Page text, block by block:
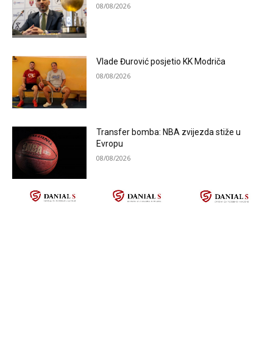
08/08/2026
Vlade Đurović posjetio KK Modriča
08/08/2026
Transfer bomba: NBA zvijezda stiže u
Evropu
08/08/2026